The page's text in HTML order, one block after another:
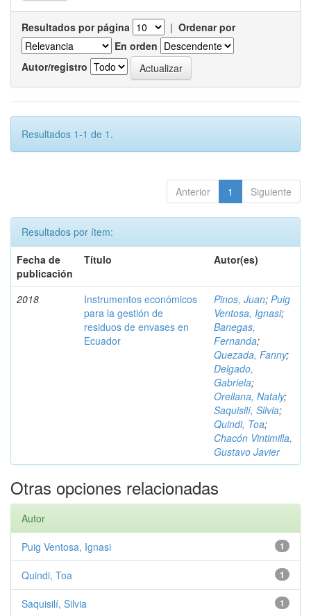
Resultados por página | Ordenar por
En orden
Autor/registro
Resultados 1-1 de 1.
Anterior 1 Siguiente
Resultados por ítem:
Fecha de
publicación
Título Autor(es)
2018
Instrumentos económicos
para la gestión de
residuos de envases en
Ecuador
Pinos, Juan; Puig
Ventosa, Ignasi;
Banegas,
Fernanda;
Quezada, Fanny;
Delgado,
Gabriela;
Orellana, Nataly;
Saquisilí, Silvia;
Quindi, Toa;
Chacón Vintimilla,
Gustavo Javier
Otras opciones relacionadas
Autor
1
Puig Ventosa, Ignasi
1
Quindi, Toa
1
Saquisilí, Silvia